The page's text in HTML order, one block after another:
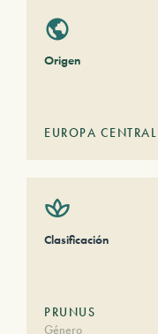
Origen
EUROPA CENTRAL
Clasificación
PRUNUS
Género